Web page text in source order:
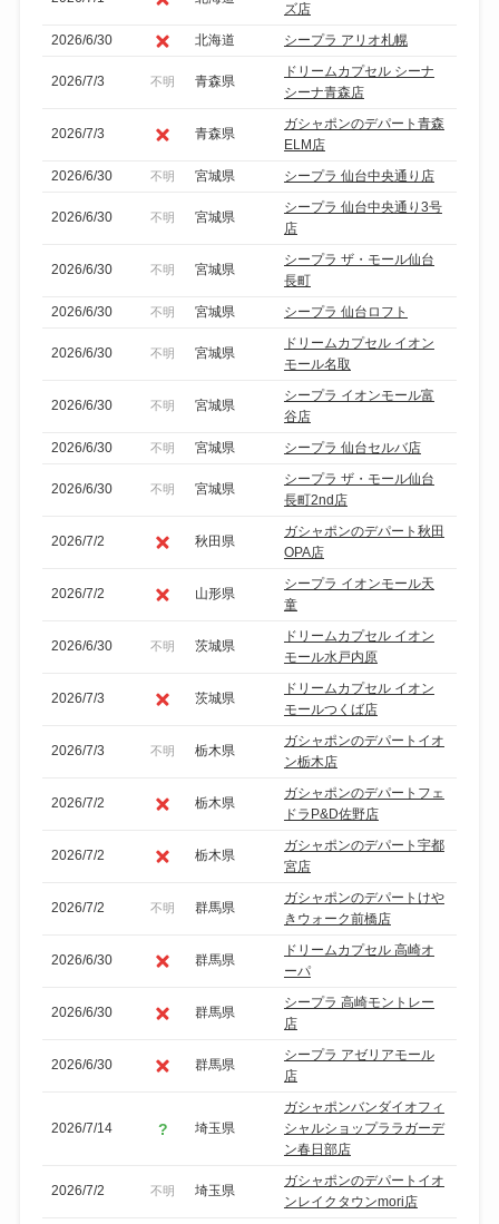
ズ店
2026/6/30
北海道 シープラ アリオ札幌
2026/7/3 不明 青森県
ドリームカプセル シーナ
シーナ青森店
2026/7/3 青森県
ガシャポンのデパート青森
ELM店
2026/6/30
不明 宮城県 シープラ 仙台中央通り店
2026/6/30 不明 宮城県
シープラ 仙台中央通り3号
店
2026/6/30 不明 宮城県
シープラ ザ・モール仙台
長町
2026/6/30
不明 宮城県 シープラ 仙台ロフト
2026/6/30 不明 宮城県
ドリームカプセル イオン
モール名取
2026/6/30 不明 宮城県
シープラ イオンモール富
谷店
2026/6/30
不明 宮城県 シープラ 仙台セルバ店
2026/6/30 不明 宮城県
シープラ ザ・モール仙台
長町2nd店
2026/7/2 秋田県
ガシャポンのデパート秋田
OPA店
2026/7/2 山形県
シープラ イオンモール天
童
2026/6/30 不明 茨城県
ドリームカプセル イオン
モール水戸内原
2026/7/3 茨城県
ドリームカプセル イオン
モールつくば店
2026/7/3 不明 栃木県
ガシャポンのデパートイオ
ン栃木店
2026/7/2 栃木県
ガシャポンのデパートフェ
ドラP&D佐野店
2026/7/2 栃木県
ガシャポンのデパート宇都
宮店
2026/7/2 不明 群馬県
ガシャポンのデパートけや
きウォーク前橋店
2026/6/30 群馬県
ドリームカプセル 高崎オ
ーパ
2026/6/30 群馬県
シープラ 高崎モントレー
店
2026/6/30 群馬県
シープラ アゼリアモール
店
2026/7/14 埼玉県
ガシャポンバンダイオフィ
シャルショップララガーデ
ン春日部店
2026/7/2 不明 埼玉県
ガシャポンのデパートイオ
ンレイクタウンmori店